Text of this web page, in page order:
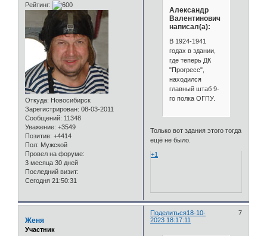
Рейтинг:
Откуда: Новосибирск
Зарегистрирован: 08-03-2011
Сообщений: 11348
Уважение: +3549
Позитив: +4414
Пол: Мужской
Провел на форуме:
3 месяца 30 дней
Последний визит:
Сегодня 21:50:31
Александр
Валентинович
написал(а):
В 1924-1941
годах в здании,
где теперь ДК
"Прогресс",
находился
главный штаб 9-
го полка ОГПУ.
Только вот здания этого тогда
ещё не было.
+1
Поделиться 7
18-10-
2023 18:17:11
Женя
Участник